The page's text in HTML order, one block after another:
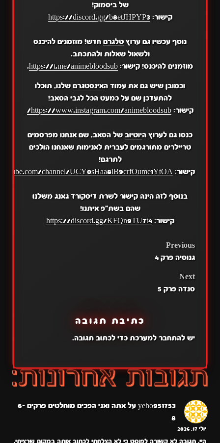
של ביסמוק!
קישור:https://discord.gg/b8etJHPYP3
נוסף עכשיו גם ערוץטלגרםחדש! מוזמנים להיכנס
ולשאול שאלות ולהתכתב.
מוזמנים להיכנס! קישור: https://t.me/animebloodsub
.
וכמובן שיש גם את עמוד האינסטגרםשלנו, תוכלו
להתעדכן שם על כמעט הכל לגבי הסאב!
קישור:https://www.instagram.com/animebloodsub/
כנסו גם לערוץ היוטיובשל הסאב, שם אנחנו מפרסמים
טריילרים מתורגמים לעברית לאנימות שאנחנו הולכים
לתרגם!
קישור: channel/UCY0sHaa8lB9crfOume1YtOA
בנוסף לזה הינה קישור לשרת דיסקורד גאנג משלנו
שהם בשת"פ איתנו!
קישור:https://discord.gg/KFQn9TU7t4
POST
Previous
גנוסיה פרק 4
Next
סנדה פרק 5
כתיבת תגובה
יש להתחבר למערכתכדי לכתוב תגובה.
yeho951753 על
אתה ואני הפכים מוחלטים פרקים 6-
8
יולי 17, 2026
היי. תגובה לא קשורה לפוסט כי לא הצלחתי לכתוב אותה במקום שרציתי.